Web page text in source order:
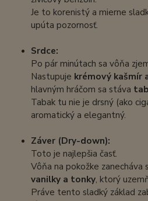
Je to korenistý a mierne
upúta pozornosť.
Srdce:
Po pár minútach sa vôňa
Nastupuje krémový kašmír
hlavným hráčom sa stáva
Tabak tu nie je drsný (ako
aromatický a elegantný.
Záver (Dry-down):
Toto je najlepšia časť.
Vôňa na pokožke zanecháva
vanilky a tonky, ktorý
Práve tento sladký základ